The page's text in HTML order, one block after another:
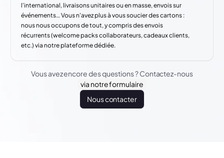
l'international, livraisons unitaires ou en masse, envois sur
événements… Vous n'avez plus à vous soucier des cartons :
nous nous occupons de tout, y compris des envois
récurrents (welcome packs collaborateurs, cadeaux clients,
etc.) via notre plateforme dédiée.
Vous avez encore des questions ? Contactez-nous
via notre formulaire
Nous contacter